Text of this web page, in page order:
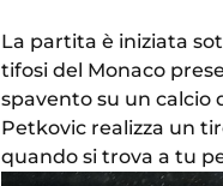
La partita è iniziata
tifosi del Monaco
spavento su un calcio
Petkovic realizza un
quando si trova a tu